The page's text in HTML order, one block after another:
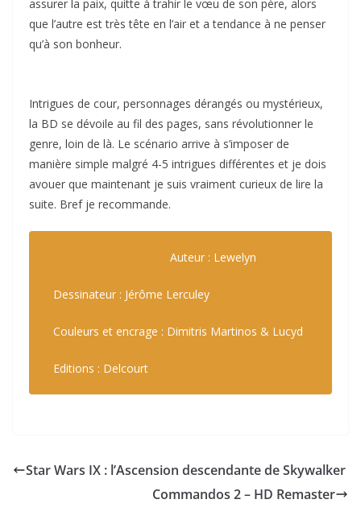
assurer la paix, quitte à trahir le vœu de son père, alors
que l’autre est très tête en l’air et a tendance à ne penser
qu’à son bonheur.
Intrigues de cour, personnages dérangés ou mystérieux,
la BD se dévoile au fil des pages, sans révolutionner le
genre, loin de là. Le scénario arrive à s’imposer de
manière simple malgré 4-5 intrigues différentes et je dois
avouer que maintenant je suis vraiment curieux de lire la
suite. Bref je recommande.
Auteur : Lewelyn
Dessinateur : Jérôme Lerculey
Couleurs et encrage : Dimitris Martinos & Lucyd
Editions : Delcourt
Star Wars IX : l’Ascension descendante de Skywalker
Commandos 2 – HD Remaster